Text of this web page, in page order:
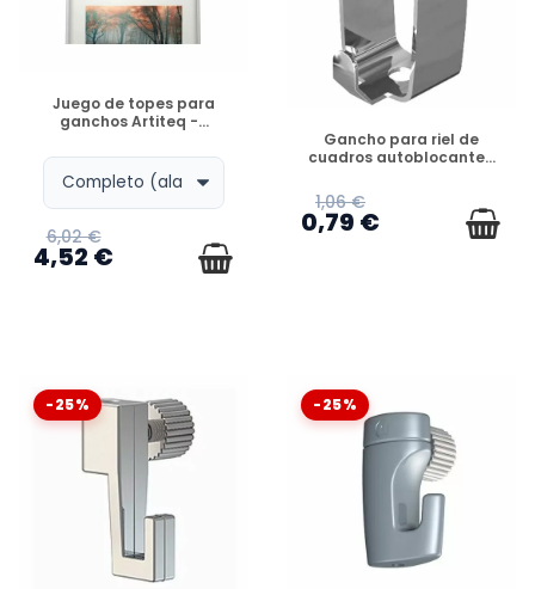
DISPONIBLE
Juego de topes para
ganchos Artiteq -...
6,02 €
4,52 €
DISPONIBLE
Gancho para riel de
cuadros autoblocante...
1,06 €
0,79 €
-25% -25%